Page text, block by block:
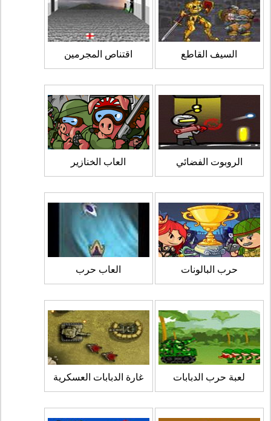
السيف القاطع اقتناص المجرمين
الروبوت الفضائي العاب الخنازير
حرب البالونات العاب حرب
لعبة حرب الدبابات غارة الدبابات العسكرية